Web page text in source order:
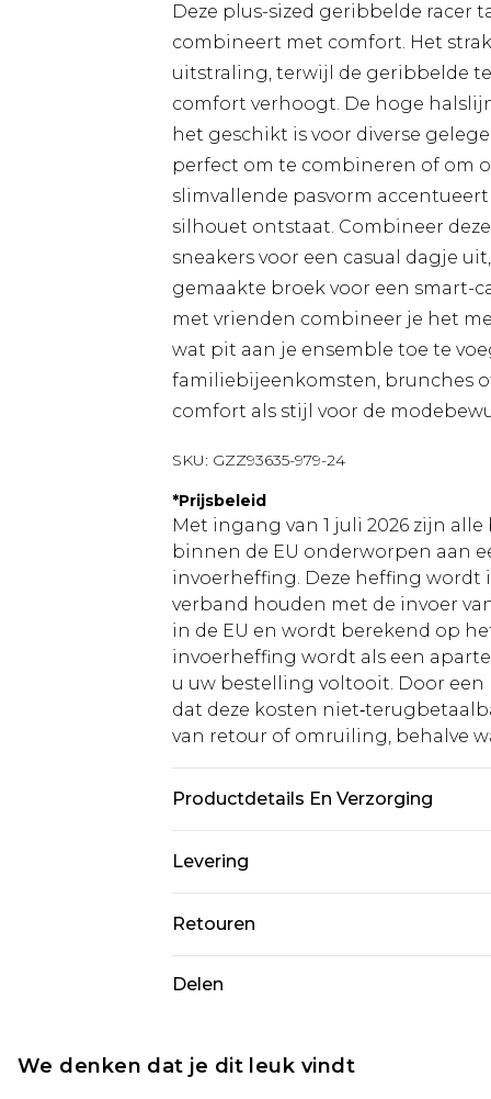
Deze plus-sized geribbelde racer
combineert met comfort. Het
uitstraling, terwijl de geribbelde
comfort verhoogt. De hoge
het geschikt is voor diverse
perfect om te combineren of om
slimvallende pasvorm
silhouet ontstaat. Combineer
sneakers voor een casual dagje
gemaakte broek voor een smart-
met vrienden combineer je het
wat pit aan je ensemble toe te
familiebijeenkomsten, brunches
comfort als stijl voor de
SKU: GZZ93635-979-24
*Prijsbeleid
Met ingang van 1 juli 2026 zijn
binnen de EU onderworpen aan
invoerheffing. Deze heffing
verband houden met de invoer
in de EU en wordt berekend op
invoerheffing wordt als een
u uw bestelling voltooit. Door
dat deze kosten
van retour of omruiling, behalve
Productdetails En Verzorging
Levering
Standaardlevering Nederland
Expressdienst Nederland
Retouren
wordt gebracht op uw
Delen
We denken dat je dit leuk vindt